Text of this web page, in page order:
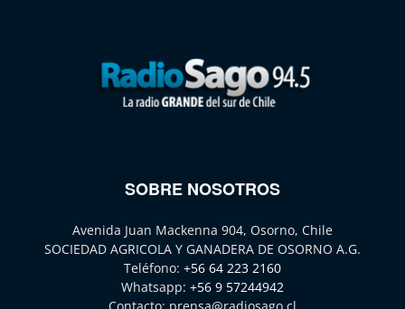
SOBRE NOSOTROS
Avenida Juan Mackenna 904, Osorno, Chile
SOCIEDAD AGRICOLA Y GANADERA DE OSORNO A.G.
Teléfono: +56 64 223 2160
Whatsapp: +56 9 57244942